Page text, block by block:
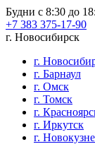
Будни с 8:30 до
+7 383 375-17-90
г. Новосибирск
г.
г. Барнаул
г. Омск
г. Томск
г.
г. Иркутск
г.